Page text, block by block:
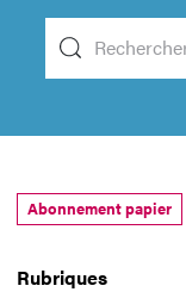
Rubriques
Abonnement papier